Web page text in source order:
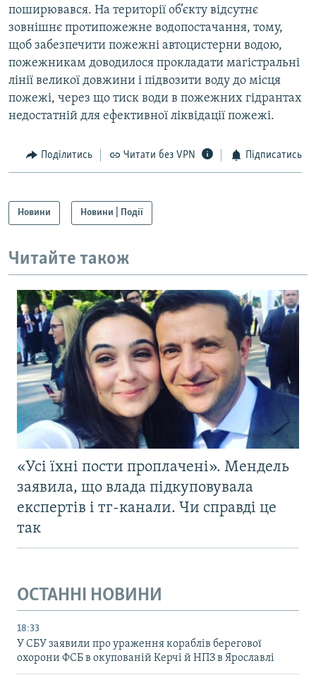
поширювався. На території об’єкту відсутнє
зовнішнє протипожежне водопостачання, тому,
щоб забезпечити пожежні автоцистерни водою,
пожежникам доводилося прокладати магістральні
лінії великої довжини і підвозити воду до місця
пожежі, через що тиск води в пожежних гідрантах
недостатній для ефективної ліквідації пожежі.
Поділитись Читати без VPN Підписатись
Новини Новини | Події
Читайте також
«Усі їхні пости проплачені». Мендель
заявила, що влада підкуповувала
експертів і тг-канали. Чи справді це
так
ОСТАННІ НОВИНИ
18:33
У СБУ заявили про ураження кораблів берегової
охорони ФСБ в окупованій Керчі й НПЗ в Ярославлі